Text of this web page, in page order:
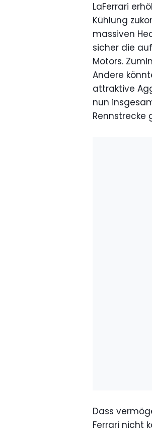
LaFerrari
Kühlung
massiven
sicher die
Motors.
Andere
attraktive
nun
Rennstrecke
Dass
Ferrari nicht